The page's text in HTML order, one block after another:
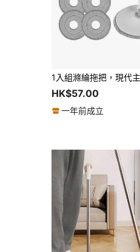
HK$57.00
一年前成立